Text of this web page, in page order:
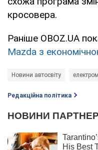
кросовера.
Раніше OBOZ.UA
Mazda з
Новини автосвіту
Редакційна політика